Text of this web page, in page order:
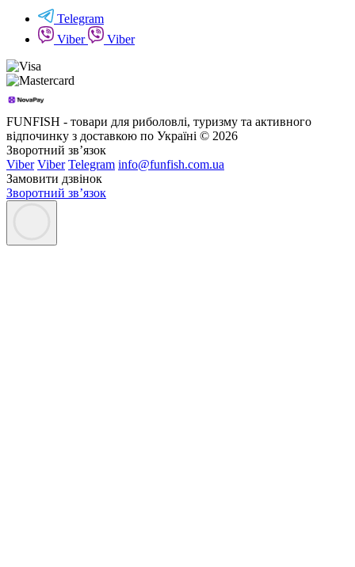
Telegram
Viber
Viber
FUNFISH - товари для риболовлі, туризму та активного
відпочинку з доставкою по Україні © 2026
Зворотний зв’язок
Viber Viber Telegram info@funfish.com.ua
Замовити дзвінок
Зворотний зв’язок